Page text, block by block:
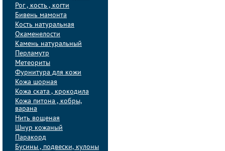
Рог , кость , когти
Бивень мамонта
Кость натуральная
Окаменелости
Камень натуральный
Перламутр
Метеориты
Фурнитура для кожи
Кожа шорная
Кожа ската , крокодила
Кожа питона , кобры,
варана
Нить вощеная
Шнур кожаный
Паракорд
Бусины , подвески, кулоны